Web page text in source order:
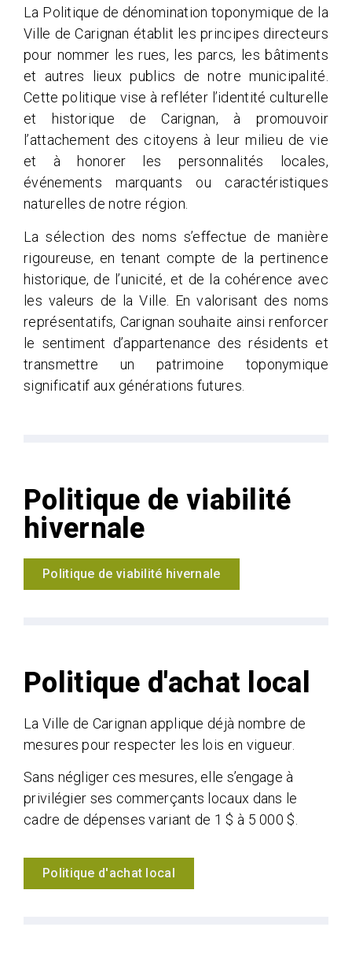
La Politique de dénomination toponymique de la
Ville de Carignan établit les principes directeurs
pour nommer les rues, les parcs, les bâtiments
et autres lieux publics de notre municipalité.
Cette politique vise à refléter l’identité culturelle
et historique de Carignan, à promouvoir
l’attachement des citoyens à leur milieu de vie
et à honorer les personnalités locales,
événements marquants ou caractéristiques
naturelles de notre région.
La sélection des noms s’effectue de manière
rigoureuse, en tenant compte de la pertinence
historique, de l’unicité, et de la cohérence avec
les valeurs de la Ville. En valorisant des noms
représentatifs, Carignan souhaite ainsi renforcer
le sentiment d’appartenance des résidents et
transmettre un patrimoine toponymique
significatif aux générations futures.
Politique de viabilité
hivernale
Politique de viabilité hivernale
Politique d'achat local
La Ville de Carignan applique déjà nombre de
mesures pour respecter les lois en vigueur.
Sans négliger ces mesures, elle s’engage à
privilégier ses commerçants locaux dans le
cadre de dépenses variant de 1 $ à 5 000 $.
Politique d'achat local